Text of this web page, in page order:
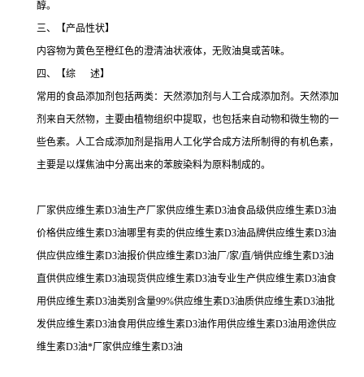
醇。
三、【产品性状】
内容物为黄色至橙红色的澄清油状液体，无败油臭或苦味。
四、【综 述】
常用的食品添加剂包括两类：天然添加剂与人工合成添加剂。天然添加
剂来自天然物，主要由植物组织中提取，也包括来自动物和微生物的一
些色素。人工合成添加剂是指用人工化学合成方法所制得的有机色素，
主要是以煤焦油中分离出来的苯胺染料为原料制成的。
厂家供应维生素D3油生产厂家供应维生素D3油食品级供应维生素D3油
价格供应维生素D3油哪里有卖的供应维生素D3油品牌供应维生素D3油
供应供应维生素D3油报价供应维生素D3油厂/家/直/销供应维生素D3油
直供供应维生素D3油现货供应维生素D3油专业生产供应维生素D3油食
用供应维生素D3油类别含量99%供应维生素D3油质供应维生素D3油批
发供应维生素D3油食用供应维生素D3油作用供应维生素D3油用途供应
维生素D3油*厂家供应维生素D3油